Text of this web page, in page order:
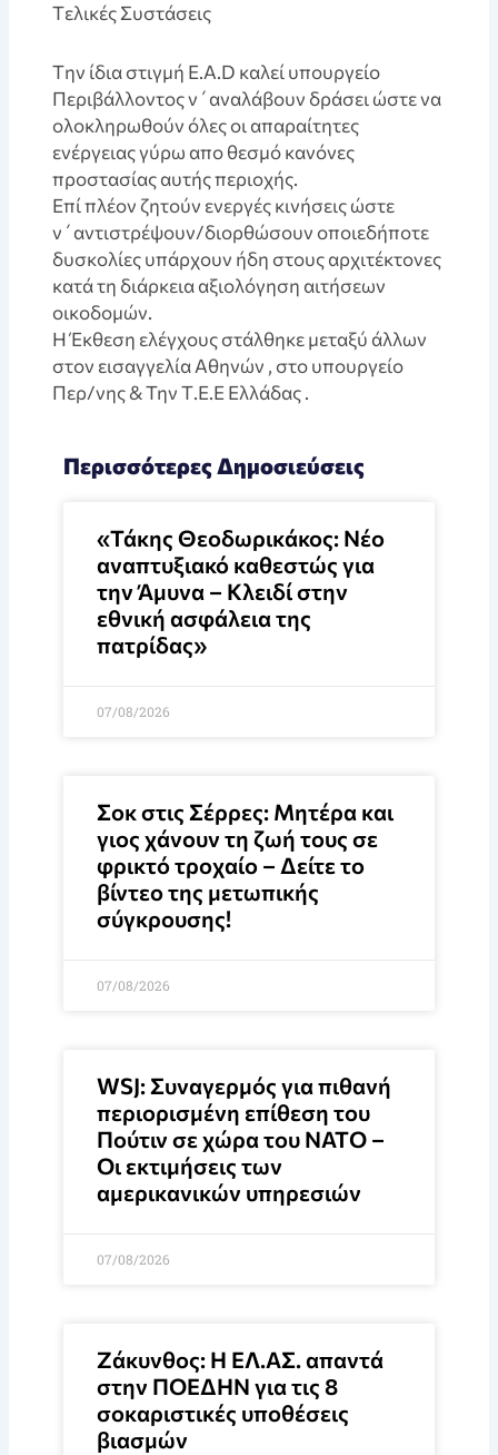
Tελικές Συστάσεις
Tην ίδια στιγμή E.A.D καλεί υπουργείο
Περιβάλλοντος ν΄αναλάβουν δράσει ώστε να
ολοκληρωθούν όλες οι απαραίτητες
ενέργειας γύρω απο θεσμό κανόνες
προστασίας αυτής περιοχής.
Eπί πλέον ζητούν ενεργές κινήσεις ώστε
ν΄αντιστρέψουν/διορθώσουν οποιεδήποτε
δυσκολίες υπάρχουν ήδη στους αρχιτέκτονες
κατά τη διάρκεια αξιολόγηση αιτήσεων
οικοδομών.
H Έκθεση ελέγχους στάλθηκε μεταξύ άλλων
στον εισαγγελία Αθηνών , στο υπουργείο
Περ/νης & Την Τ.E.E Ελλάδας .
Περισσότερες Δημοσιεύσεις
«Τάκης Θεοδωρικάκος: Νέο
αναπτυξιακό καθεστώς για
την Άμυνα – Κλειδί στην
εθνική ασφάλεια της
πατρίδας»
07/08/2026
Σοκ στις Σέρρες: Μητέρα και
γιος χάνουν τη ζωή τους σε
φρικτό τροχαίο – Δείτε το
βίντεο της μετωπικής
σύγκρουσης!
07/08/2026
WSJ: Συναγερμός για πιθανή
περιορισμένη επίθεση του
Πούτιν σε χώρα του ΝΑΤΟ –
Οι εκτιμήσεις των
αμερικανικών υπηρεσιών
07/08/2026
Ζάκυνθος: Η ΕΛ.ΑΣ. απαντά
στην ΠΟΕΔΗΝ για τις 8
σοκαριστικές υποθέσεις
βιασμών